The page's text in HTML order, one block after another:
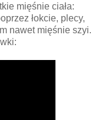
mięśnie ciała:
łokcie, plecy,
nawet mięśnie szyi.